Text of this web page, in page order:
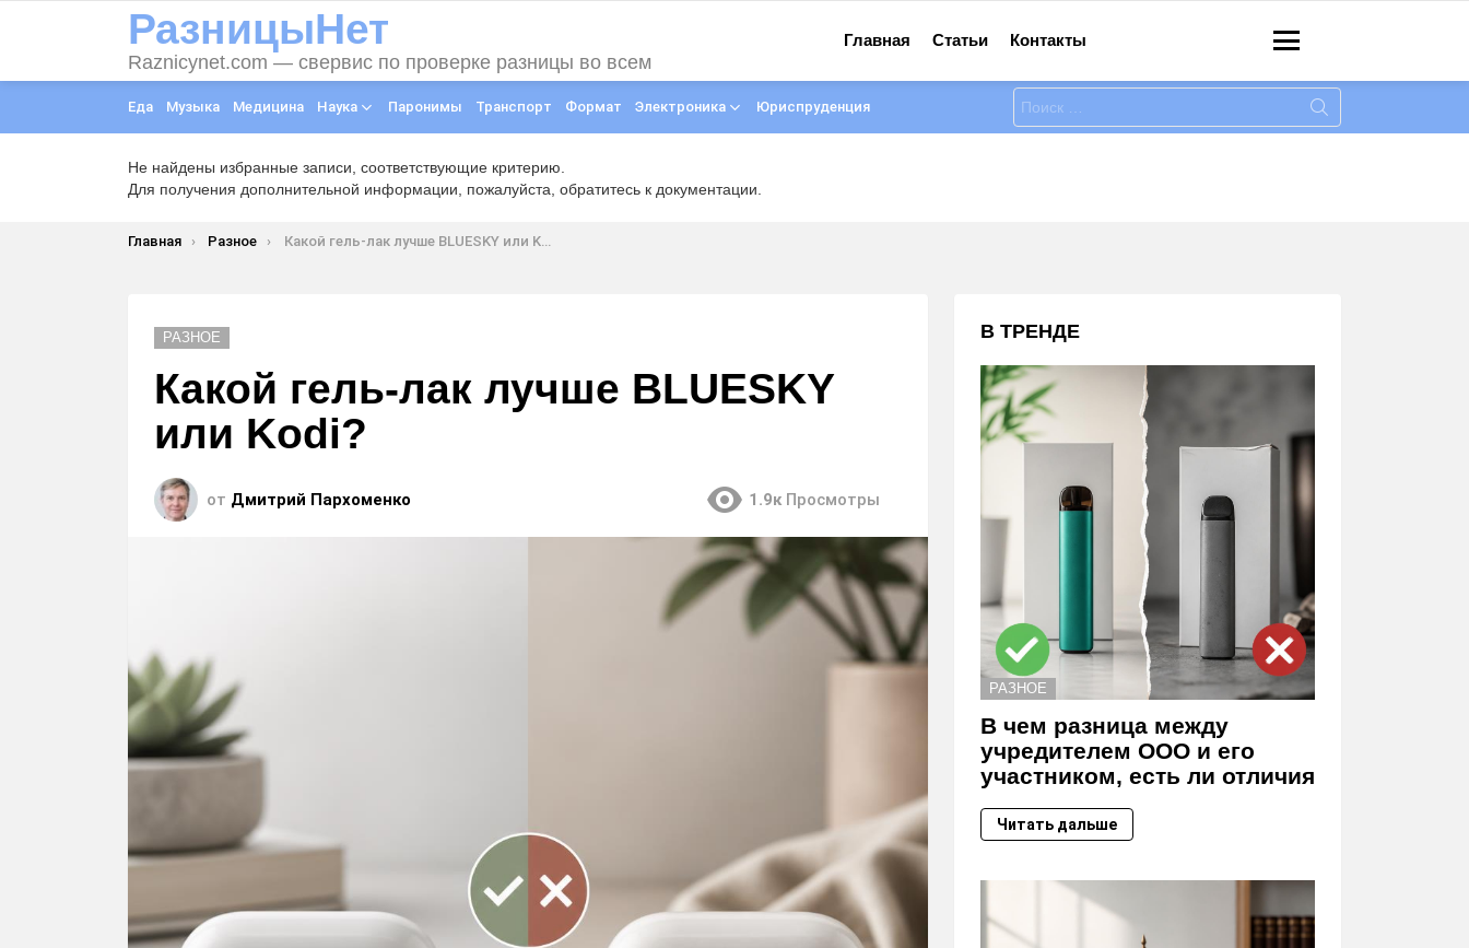
РазницыНет
Raznicynet.com — свервис по проверке разницы во всем
Главная Статьи Контакты
Еда Музыка Медицина Наука Паронимы Транспорт Формат Электроника Юриспруденция
Искать:
Не найдены избранные записи, соответствующие критерию.
Для получения дополнительной информации, пожалуйста, обратитесь к документации.
Вы здесь:
Главная Разное Какой гель-лак лучше BLUESKY или Kodi?
РАЗНОЕ
Какой гель-лак лучше BLUESKY
или Kodi?
от Дмитрий Пархоменко 1.9к Просмотры
В ТРЕНДЕ
РАЗНОЕ
В чем разница между
учредителем ООО и его
участником, есть ли отличия
Читать дальше